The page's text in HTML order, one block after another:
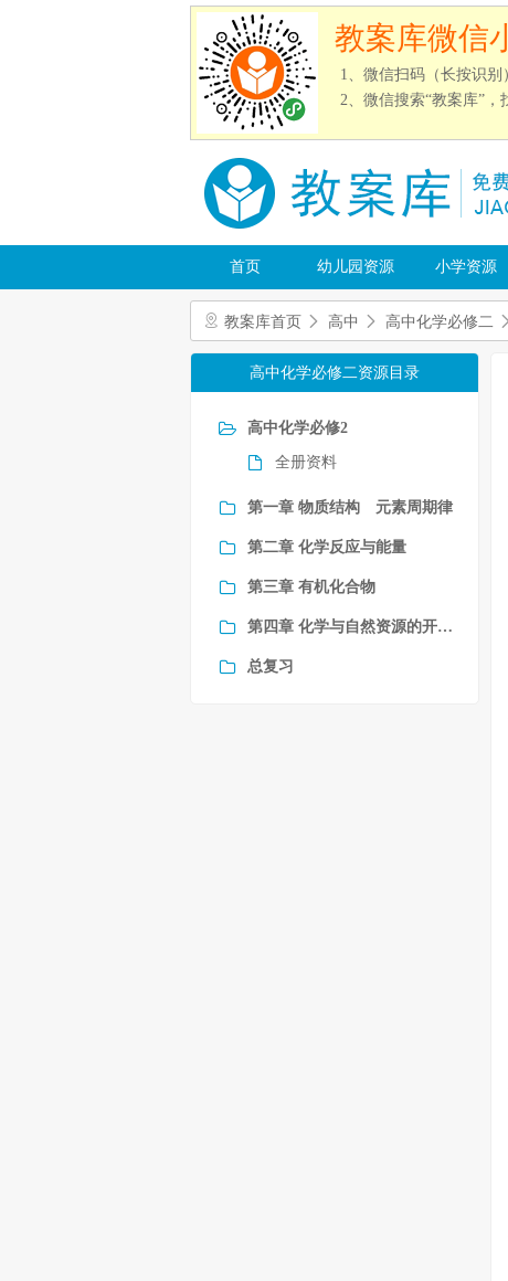
教案库微信
1、微信扫码（长按识别
2、微信搜索“教案库”，
首页 幼儿园资源 小学资源
教案库首页 高中 高中化学必修二
高中化学必修二资源目录
高中化学必修2
全册资料
第一章 物质结构 元素周期律
第二章 化学反应与能量
第三章 有机化合物
第四章 化学与自然资源的开发利用
总复习